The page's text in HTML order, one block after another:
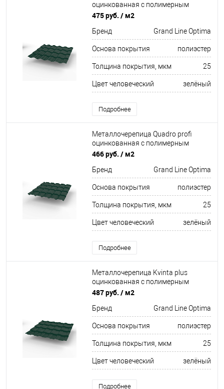
оцинкованная с полимерным
покрытием 0,45х1190мм RAL 6005
475 руб. / м2
Бренд Grand Line Optima
Основа покрытия полиэстер
Толщина покрытия, мкм 25
Цвет человеческий зелёный
Подробнее
Металлочерепица Quadro profi
оцинкованная с полимерным
покрытием 0,45х1159мм RAL 6005
466 руб. / м2
Бренд Grand Line Optima
Основа покрытия полиэстер
Толщина покрытия, мкм 25
Цвет человеческий зелёный
Подробнее
Металлочерепица Kvinta plus
оцинкованная с полимерным
покрытием 0,45х1210мм RAL 6005
487 руб. / м2
Бренд Grand Line Optima
Основа покрытия полиэстер
Толщина покрытия, мкм 25
Цвет человеческий зелёный
Подробнее